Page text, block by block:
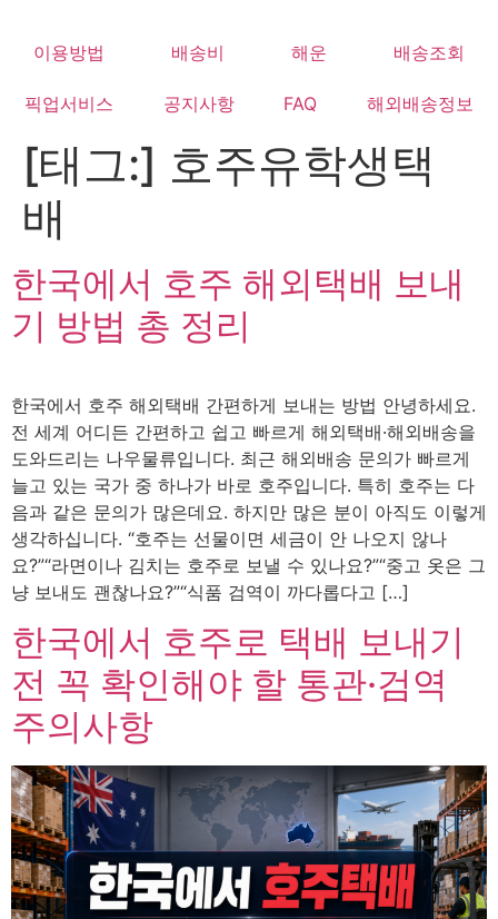
content
이용방법 배송비 해운 배송조회
픽업서비스 공지사항 FAQ 해외배송정보
[태그:] 호주유학생택
배
한국에서 호주 해외택배 보내
기 방법 총 정리
한국에서 호주 해외택배 간편하게 보내는 방법 안녕하세요.
전 세계 어디든 간편하고 쉽고 빠르게 해외택배·해외배송을
도와드리는 나우물류입니다. 최근 해외배송 문의가 빠르게
늘고 있는 국가 중 하나가 바로 호주입니다. 특히 호주는 다
음과 같은 문의가 많은데요. 하지만 많은 분이 아직도 이렇게
생각하십니다. “호주는 선물이면 세금이 안 나오지 않나
요?”“라면이나 김치는 호주로 보낼 수 있나요?”“중고 옷은 그
냥 보내도 괜찮나요?”“식품 검역이 까다롭다고 […]
한국에서 호주로 택배 보내기
전 꼭 확인해야 할 통관·검역
주의사항